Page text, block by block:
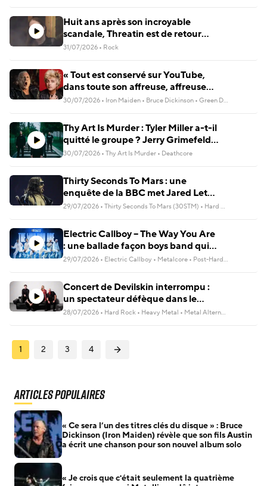
Huit ans après son incroyable
scandale, Threatin est de retour
avec un nouveau single
31/07/2026 • Rock
« Tout est conservé sur YouTube,
dans toute son affreuse, affreuse
splendeur » : Bruce Dickinson (Iron
Joe Armstrong (Green Day)
30/07/2026 • Iron Maiden • Bruce Dickinson • Green Day
Thy Art Is Murder : Tyler Miller a-t-il
quitté le groupe ? Jerry Grimefeld
au chant
30/07/2026 • Thy Art Is Murder • Deathcore
Thirty Seconds To Mars : une
enquête de la BBC met Jared Leto
en cause, dix femmes témoignent
29/07/2026 • Thirty Seconds To Mars (30STM) • Hard Rock
Electric Callboy – The Way You Are
: une ballade façon boys band qui
vire au deathcore
29/07/2026 • Electric Callboy • Metalcore • Post-Hardcore
Concert de Devilskin interrompu :
un spectateur défèque dans le
mosh pit, la fosse sombre dans le
28/07/2026 • Hard Rock • Heavy Metal • Metal Alternatif
Navigation
des
1 2 3 4
Articles populaires
« Ce sera l’un des titres clés du disque » : Bruce
Dickinson (Iron Maiden) révèle que son fils Austin
a écrit une chanson pour son nouvel album solo
« Je crois que c'était seulement la quatrième